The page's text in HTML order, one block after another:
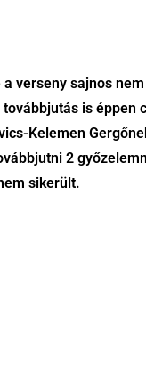
verseny sajnos
is éppen
Kelemen
2
sikerült.